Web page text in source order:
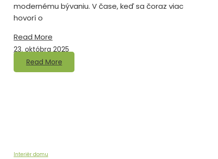
modernému bývaniu. V čase, keď sa čoraz viac
hovorí o
Read More
23. októbra 2025
Read More
Interiér domu